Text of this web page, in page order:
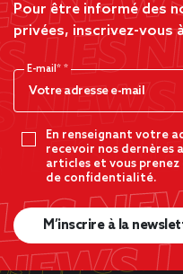
Pour être informé des
privées, inscrivez-vous
E-mail*
En renseignant votre
recevoir nos dernères
articles et vous
de confidentialité.
M’inscrire à la